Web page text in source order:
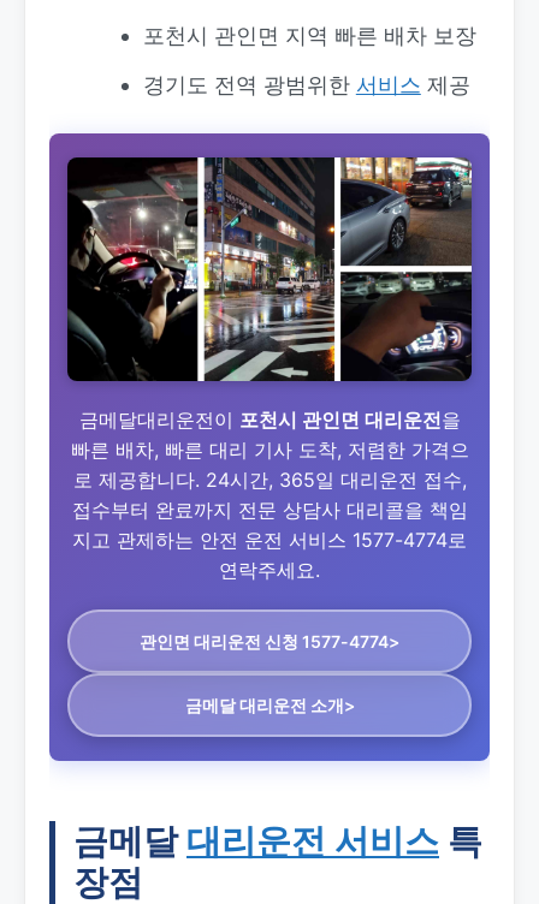
포천시 관인면 지역 빠른 배차 보장
경기도 전역 광범위한 서비스 제공
금메달대리운전이 포천시 관인면 대리운전을
빠른 배차, 빠른 대리 기사 도착, 저렴한 가격으
로 제공합니다. 24시간, 365일 대리운전 접수,
접수부터 완료까지 전문 상담사 대리콜을 책임
지고 관제하는 안전 운전 서비스 1577-4774로
연락주세요.
관인면 대리운전 신청 1577-4774>
금메달 대리운전 소개>
금메달 대리운전 서비스 특
장점